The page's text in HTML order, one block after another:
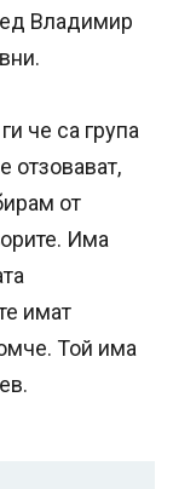
Владимир
че са група
отзовават,
от
Има
имат
Той има